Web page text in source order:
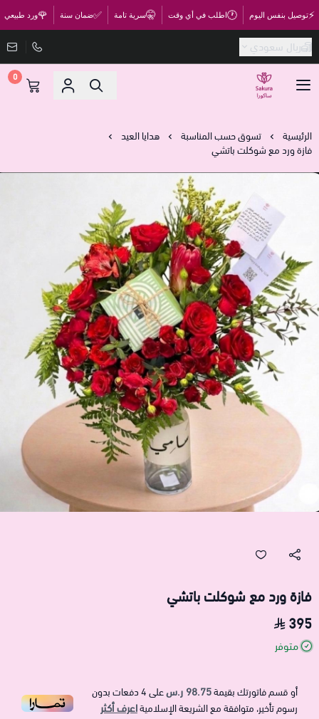
⚡توصيل بنفس اليوم 🕐اطلب في أي وقت 🤫سرية تامة ✅ضمان سنة 🌹ورد طبيعي
ريال سعودي
متجر ساكورا
0
الرئيسية تسوق حسب المناسبة
هدايا العيد
فازة ورد مع شوكلت باتشي
فازة ورد مع شوكلت باتشي
395
متوفر
أو قسم فاتورتك بقيمة98.75 ر.س على4دفعات بدون
رسوم تأخير، متوافقة مع الشريعة الإسلاميةاعرف أكثر